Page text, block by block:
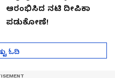
ಆರಂಭಿಸಿದ ನಟಿ ದೀಪಿಕಾ
ಪಡುಕೋಣೆ!
ಓದಿ